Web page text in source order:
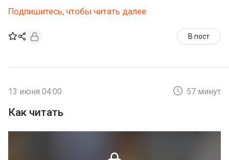
Подпишитесь, чтобы читать далее
В пост
13 июня 04:00 57 минут
Как читать